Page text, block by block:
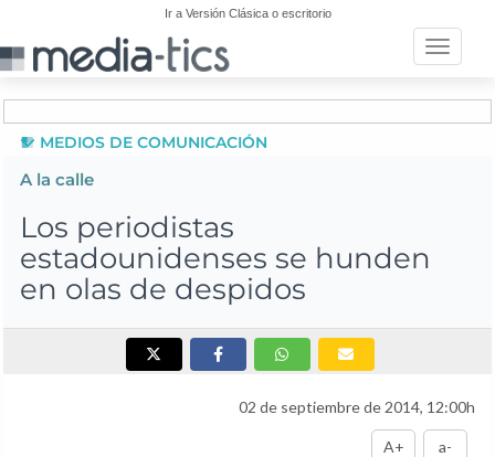
Ir a Versión Clásica o escritorio
Toggle
MEDIOS DE COMUNICACIÓN
A la calle
Los periodistas
estadounidenses se hunden
en olas de despidos
02 de septiembre de 2014, 12:00h
A+ a-